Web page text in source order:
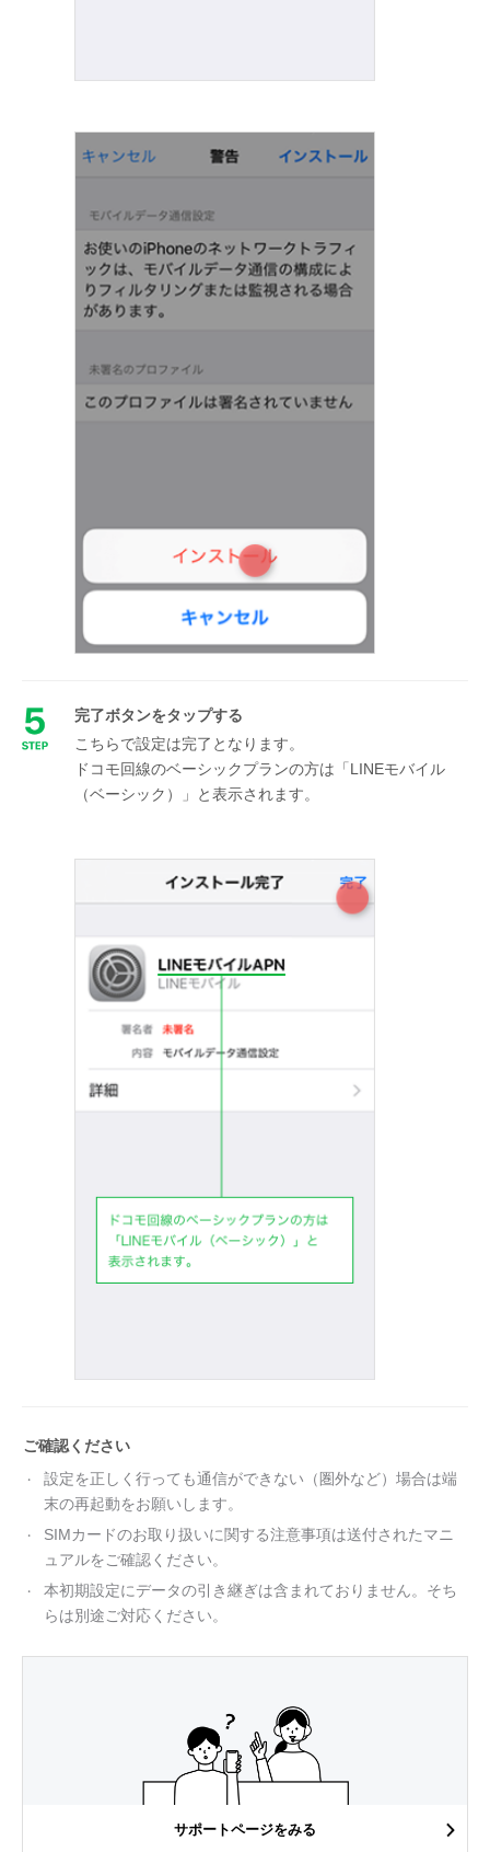
完了ボタンをタップする
こちらで設定は完了となります。
ドコモ回線のベーシックプランの方は「LINEモバイル
（ベーシック）」と表示されます。
ご確認ください
設定を正しく行っても通信ができない（圏外など）場合は端
末の再起動をお願いします。
SIMカードのお取り扱いに関する注意事項は送付されたマニ
ュアルをご確認ください。
本初期設定にデータの引き継ぎは含まれておりません。そち
らは別途ご対応ください。
サポートページをみる